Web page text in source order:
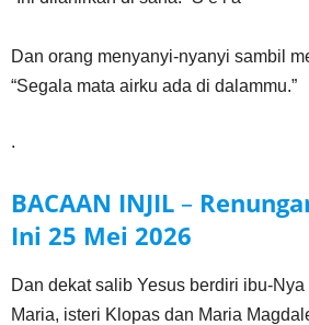
Dan orang menyanyi-nyanyi sambil
“Segala mata airku ada di dalammu.”
.
BACAAN INJIL –
Ini 25 Mei 2026
Dan dekat salib Yesus berdiri ibu-
Maria, isteri Klopas dan Maria